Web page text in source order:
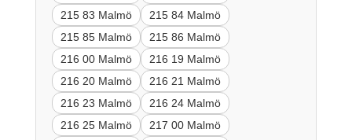
215 83 Malmö
215 84 Malmö
215 85 Malmö
215 86 Malmö
216 00 Malmö
216 19 Malmö
216 20 Malmö
216 21 Malmö
216 23 Malmö
216 24 Malmö
216 25 Malmö
217 00 Malmö